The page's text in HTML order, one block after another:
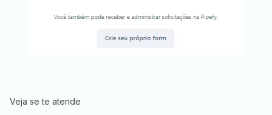
Veja se te atende